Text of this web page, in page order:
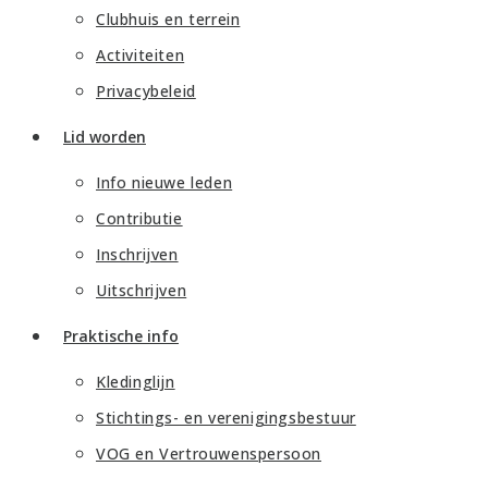
Clubhuis en terrein
Activiteiten
Privacybeleid
Lid worden
Info nieuwe leden
Contributie
Inschrijven
Uitschrijven
Praktische info
Kledinglijn
Stichtings- en verenigingsbestuur
VOG en Vertrouwenspersoon